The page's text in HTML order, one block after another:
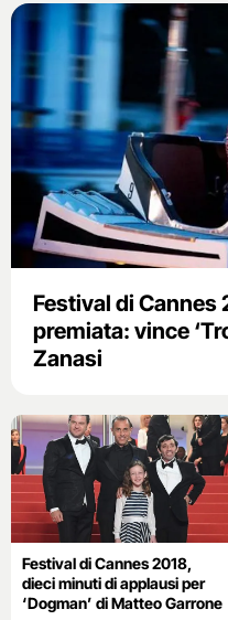
Festival di Cannes
premiata: vince
Zanasi
Festival di Cannes 2018,
dieci minuti di applausi per
‘Dogman’ di Matteo Garrone